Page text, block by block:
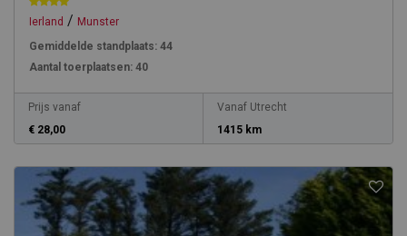
Ierland / Munster
Gemiddelde standplaats: 44
Aantal toerplaatsen: 40
Prijs vanaf
€ 28,00
Vanaf Utrecht
1415 km